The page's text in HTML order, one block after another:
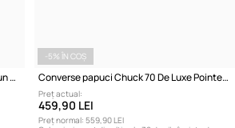
Converse sneakers din piele întoarsă Run Star Trainer
-5% ÎN COȘ
Converse papuci Chuck 70 De Luxe Pointed Mule
Preț actual:
459,90 LEI
Preț normal: 559,90 LEI